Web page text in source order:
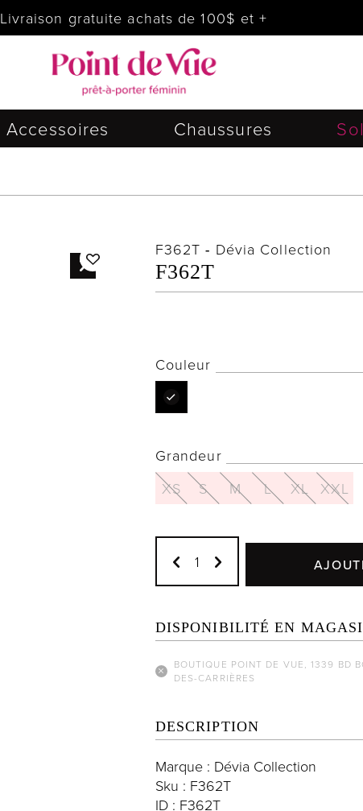
Livraison gratuite achats de 100$ et +
Accessoires Chaussures
F362T- Dévia Collection
F362T
Couleur
Grandeur
XS
S M L XL XXL
DISPONIBILITÉ EN
BOUTIQUE POINT DE VUE, 1339 BD
DES-CARRIÈRES
DESCRIPTION
Marque : Dévia Collection
Sku : F362T
ID : F362T